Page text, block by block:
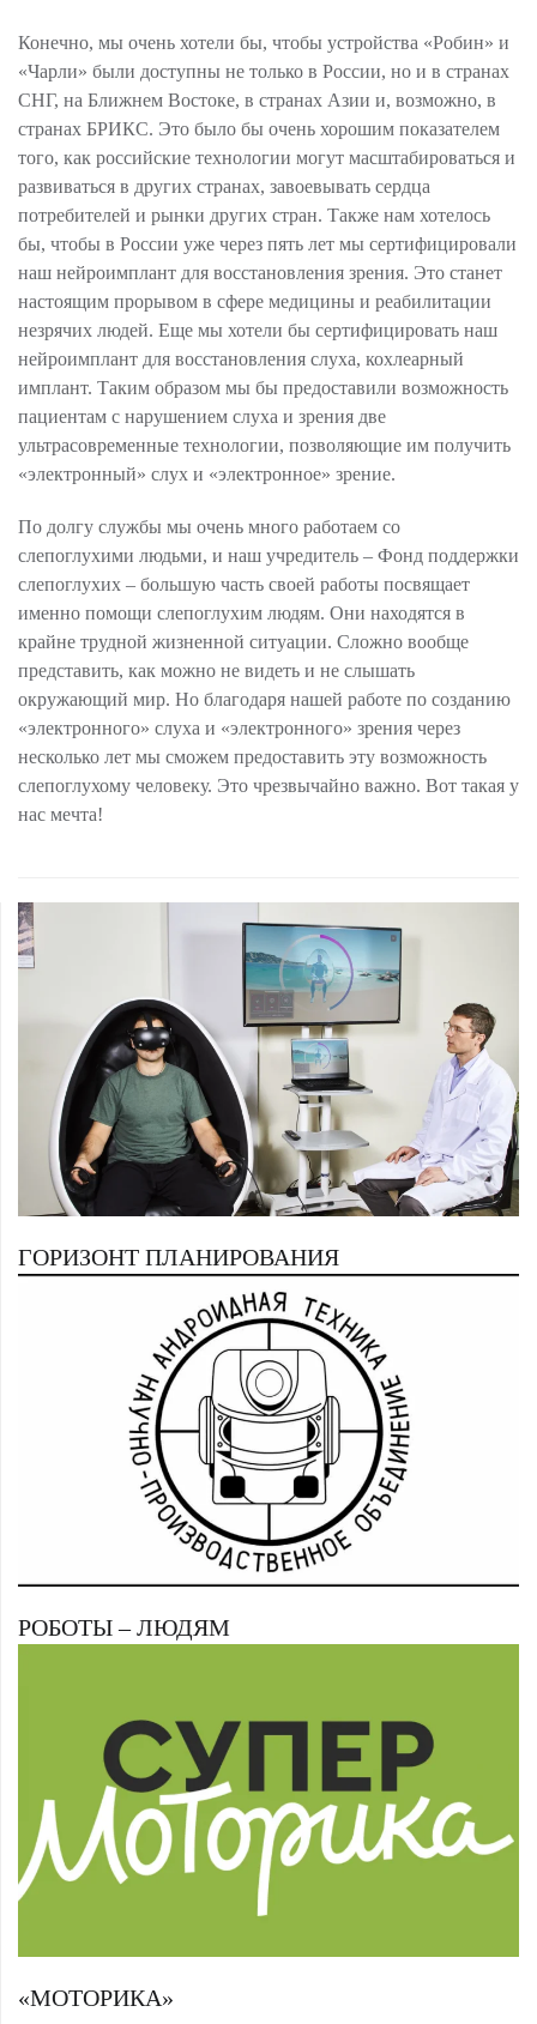
Конечно, мы очень хотели бы, чтобы устройства «Робин» и
«Чарли» были доступны не только в России, но и в странах
СНГ, на Ближнем Востоке, в странах Азии и, возможно, в
странах БРИКС. Это было бы очень хорошим показателем
того, как российские технологии могут масштабироваться и
развиваться в других странах, завоевывать сердца
потребителей и рынки других стран. Также нам хотелось
бы, чтобы в России уже через пять лет мы сертифицировали
наш нейроимплант для восстановления зрения. Это станет
настоящим прорывом в сфере медицины и реабилитации
незрячих людей. Еще мы хотели бы сертифицировать наш
нейроимплант для восстановления слуха, кохлеарный
имплант. Таким образом мы бы предоставили возможность
пациентам с нарушением слуха и зрения две
ультрасовременные технологии, позволяющие им получить
«электронный» слух и «электронное» зрение.
По долгу службы мы очень много работаем со
слепоглухими людьми, и наш учредитель – Фонд поддержки
слепоглухих – большую часть своей работы посвящает
именно помощи слепоглухим людям. Они находятся в
крайне трудной жизненной ситуации. Сложно вообще
представить, как можно не видеть и не слышать
окружающий мир. Но благодаря нашей работе по созданию
«электронного» слуха и «электронного» зрения через
несколько лет мы сможем предоставить эту возможность
слепоглухому человеку. Это чрезвычайно важно. Вот такая у
нас мечта!
ГОРИЗОНТ ПЛАНИРОВАНИЯ
РОБОТЫ – ЛЮДЯМ
«МОТОРИКА»